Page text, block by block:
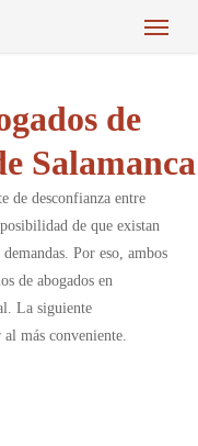
Menu
de
Salamanca
de desconfianza entre
de que existan
Por eso, ambos
de abogados en
La siguiente
más conveniente.